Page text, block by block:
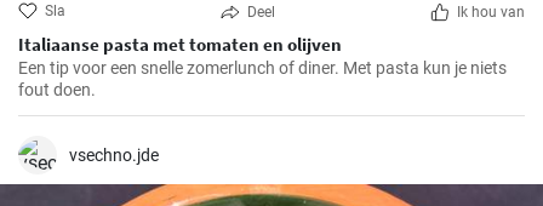
Sla Deel Ik hou van
Italiaanse pasta met tomaten en olijven
Een tip voor een snelle zomerlunch of diner. Met pasta kun je niets
fout doen.
vsechno.jde